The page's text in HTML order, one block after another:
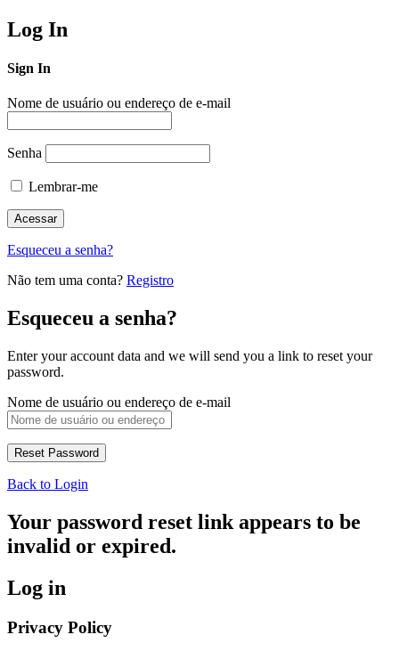
Log In
Sign In
Nome de usuário ou endereço de e-mail
Senha
Lembrar-me
Esqueceu a senha?
Não tem uma conta? Registro
Esqueceu a senha?
Enter your account data and we will send you a link to reset your
password.
Nome de usuário ou endereço de e-mail
Back to Login
Your password reset link appears to be
invalid or expired.
Log in
Privacy Policy